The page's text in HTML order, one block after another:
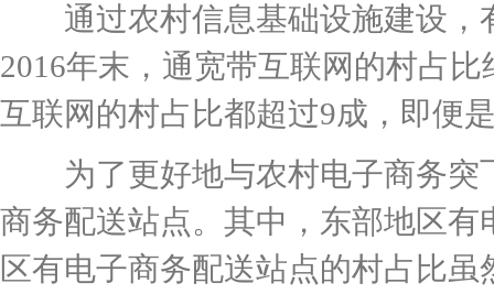
通过农村信息基础设施建设，
2016年末，通宽带互联网的村占
互联网的村占比都超过9成，即便
为了更好地与农村电子商务突
商务配送站点。其中，东部地区
区有电子商务配送站点的村占比